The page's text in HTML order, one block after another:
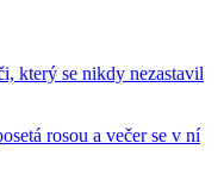
který se nikdy nezastavil
rosou a večer se v ní